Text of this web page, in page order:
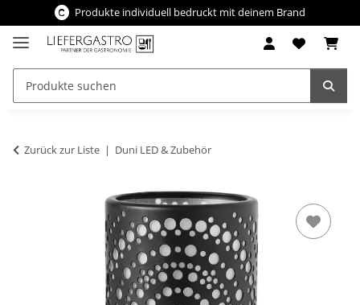
Produkte individuell bedruckt mit deinem Brand
Zurück zur Liste Duni LED & Zubehör